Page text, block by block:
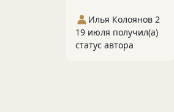
Илья Колоянов 2
19 июля получил(а)
статус автора